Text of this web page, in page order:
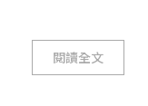
閱讀全文